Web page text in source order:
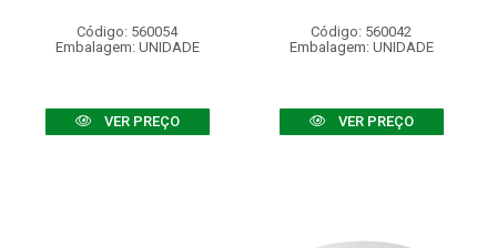
Código: 560054
Embalagem: UNIDADE
VER PREÇO
Código: 560042
Embalagem: UNIDADE
VER PREÇO